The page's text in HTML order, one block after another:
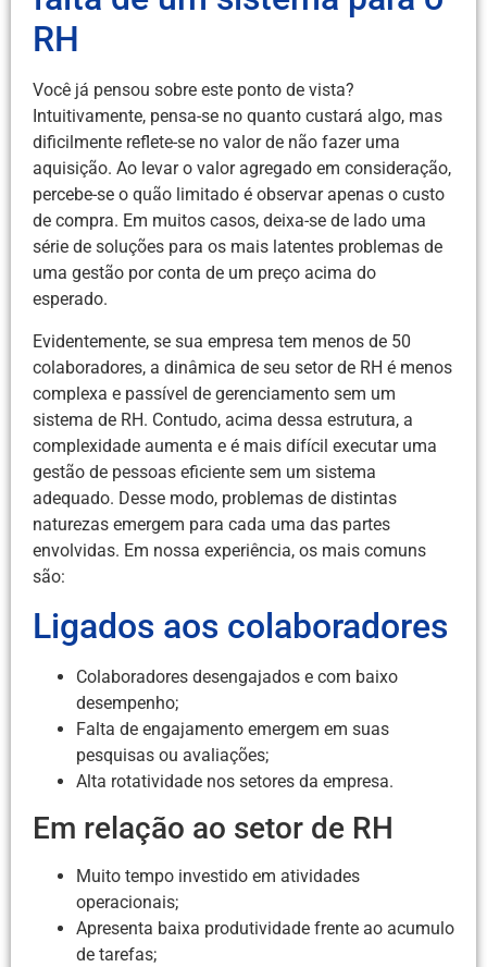
RH
Você já pensou sobre este ponto de vista?
Intuitivamente, pensa-se no quanto custará algo, mas
dificilmente reflete-se no valor de não fazer uma
aquisição. Ao levar o valor agregado em consideração,
percebe-se o quão limitado é observar apenas o custo
de compra. Em muitos casos, deixa-se de lado uma
série de soluções para os mais latentes problemas de
uma gestão por conta de um preço acima do
esperado.
Evidentemente, se sua empresa tem menos de 50
colaboradores, a dinâmica de seu setor de RH é menos
complexa e passível de gerenciamento sem um
sistema de RH. Contudo, acima dessa estrutura, a
complexidade aumenta e é mais difícil executar uma
gestão de pessoas eficiente sem um sistema
adequado. Desse modo, problemas de distintas
naturezas emergem para cada uma das partes
envolvidas. Em nossa experiência, os mais comuns
são:
Ligados aos colaboradores
Colaboradores desengajados e com baixo
desempenho;
Falta de engajamento emergem em suas
pesquisas ou avaliações;
Alta rotatividade nos setores da empresa.
Em relação ao setor de RH
Muito tempo investido em atividades
operacionais;
Apresenta baixa produtividade frente ao acumulo
de tarefas;